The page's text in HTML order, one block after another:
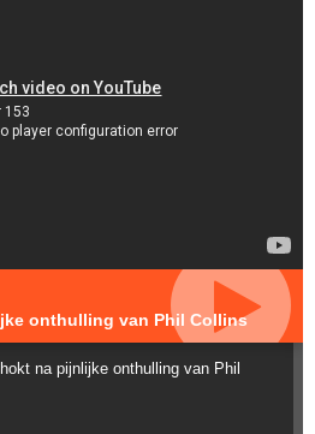
onthulling van Phil Collins
na pijnlijke onthulling van Phil